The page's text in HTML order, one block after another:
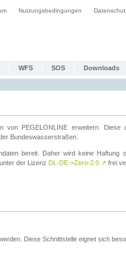
Nutzungsbedingungen
WFS SOS Downloads
PEGELONLINE erweitern. Diese
Bundeswasserstraßen.
bereit. Daher wird keine Haftung
der Lizenz DL-DE->Zero-2.0 ↗ frei
Diese Schnittstelle eignet sich